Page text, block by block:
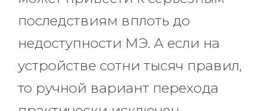
последствиям вплоть до
недоступности МЭ. А если на
устройстве сотни тысяч правил,
то ручной вариант перехода